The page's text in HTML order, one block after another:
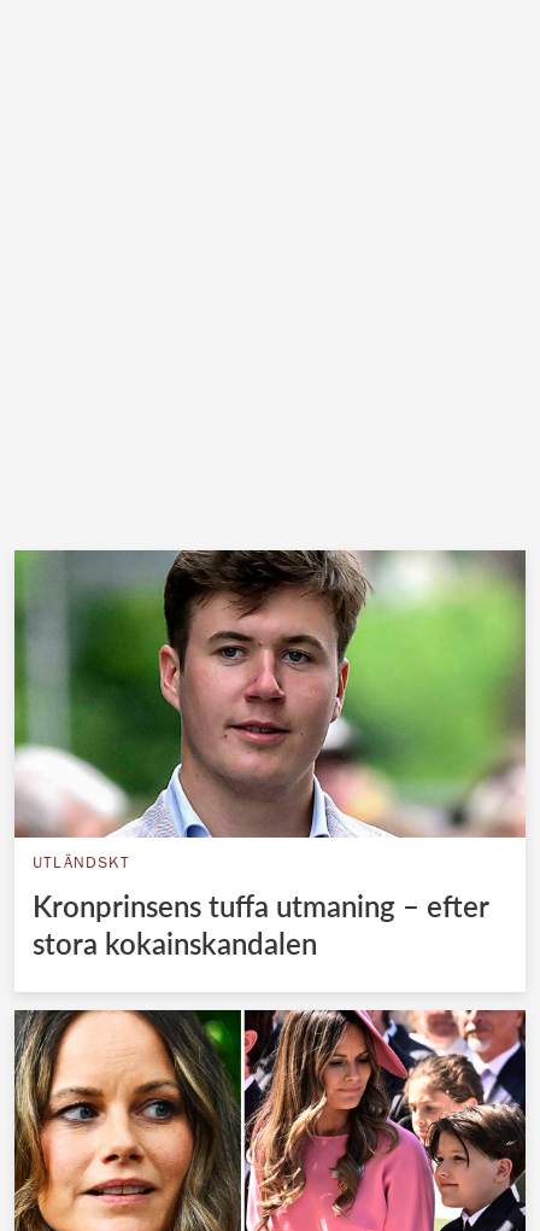
UTLÄNDSKT
Kronprinsens tuffa utmaning – efter
stora kokainskandalen